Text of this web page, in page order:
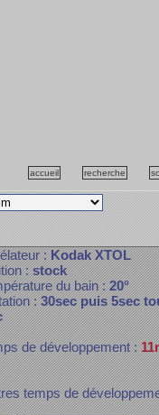
accueil recherche
:Kodak XTOL
:stock
du bain :20°
:30sec puis 5sec
de développement :
temps de